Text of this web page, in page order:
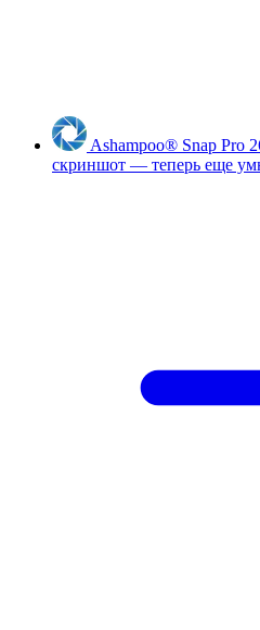
Ashampoo® Snap Pro
скриншот — теперь еще